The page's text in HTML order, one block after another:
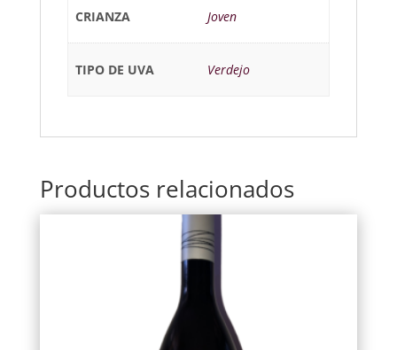
CRIANZA Joven
TIPO DE UVA Verdejo
Productos relacionados